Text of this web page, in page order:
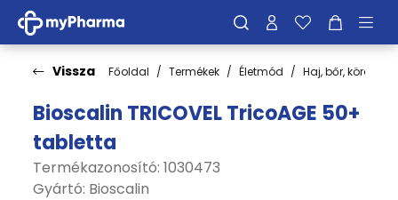
Vissza Főoldal Termékek Életmód Haj, bőr, köröm
Bioscalin TRICOVEL TricoAGE 50+
tabletta
Termékazonosító: 1030473
Gyártó: Bioscalin